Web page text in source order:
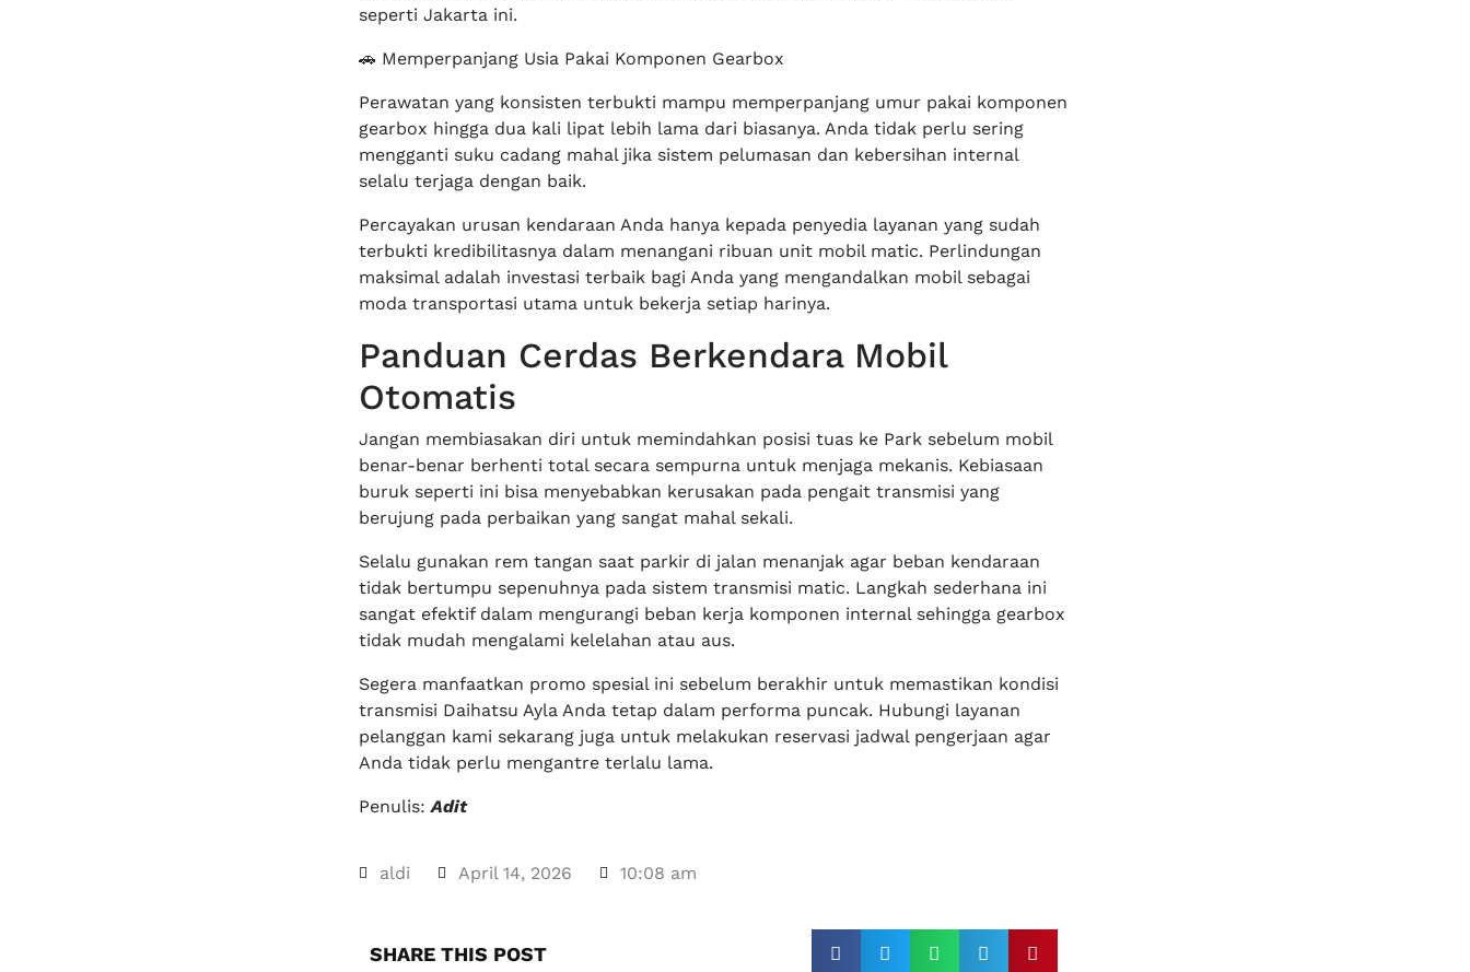
seperti Jakarta ini.
🚗 Memperpanjang Usia Pakai Komponen Gearbox
Perawatan yang konsisten terbukti mampu memperpanjang umur pakai komponen
gearbox hingga dua kali lipat lebih lama dari biasanya. Anda tidak perlu sering
mengganti suku cadang mahal jika sistem pelumasan dan kebersihan internal
selalu terjaga dengan baik.
Percayakan urusan kendaraan Anda hanya kepada penyedia layanan yang sudah
terbukti kredibilitasnya dalam menangani ribuan unit mobil matic. Perlindungan
maksimal adalah investasi terbaik bagi Anda yang mengandalkan mobil sebagai
moda transportasi utama untuk bekerja setiap harinya.
Panduan Cerdas Berkendara Mobil
Otomatis
Jangan membiasakan diri untuk memindahkan posisi tuas ke Park sebelum mobil
benar-benar berhenti total secara sempurna untuk menjaga mekanis. Kebiasaan
buruk seperti ini bisa menyebabkan kerusakan pada pengait transmisi yang
berujung pada perbaikan yang sangat mahal sekali.
Selalu gunakan rem tangan saat parkir di jalan menanjak agar beban kendaraan
tidak bertumpu sepenuhnya pada sistem transmisi matic. Langkah sederhana ini
sangat efektif dalam mengurangi beban kerja komponen internal sehingga gearbox
tidak mudah mengalami kelelahan atau aus.
Segera manfaatkan promo spesial ini sebelum berakhir untuk memastikan kondisi
transmisi Daihatsu Ayla Anda tetap dalam performa puncak. Hubungi layanan
pelanggan kami sekarang juga untuk melakukan reservasi jadwal pengerjaan agar
Anda tidak perlu mengantre terlalu lama.
Penulis:Adit
aldi April 14, 2026 10:08 am
SHARE THIS POST​